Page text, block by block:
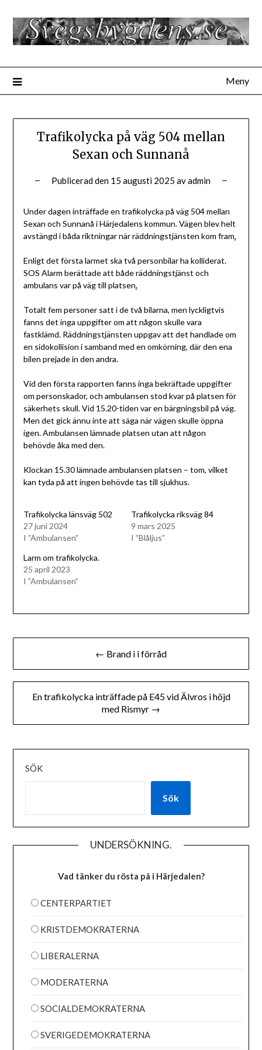
innehåll
Meny
Trafikolycka på väg 504 mellan
Sexan och Sunnanå
Publicerad den 15 augusti 2025 avadmin
Under dagen inträffade en trafikolycka på väg 504 mellan
Sexan och Sunnanå i Härjedalens kommun. Vägen blev helt
avstängd i båda riktningar när räddningstjänsten kom fram.
Enligt det första larmet ska två personbilar ha kolliderat.
SOS Alarm berättade att både räddningstjänst och
ambulans var på väg till platsen.
Totalt fem personer satt i de två bilarna, men lyckligtvis
fanns det inga uppgifter om att någon skulle vara
fastklämd. Räddningstjänsten uppgav att det handlade om
en sidokollision i samband med en omkörning, där den ena
bilen prejade in den andra.
Vid den första rapporten fanns inga bekräftade uppgifter
om personskador, och ambulansen stod kvar på platsen för
säkerhets skull. Vid 15.20-tiden var en bärgningsbil på väg.
Men det gick ännu inte att säga när vägen skulle öppna
igen. Ambulansen lämnade platsen utan att någon
behövde åka med den.
Klockan 15.30 lämnade ambulansen platsen – tom, vilket
kan tyda på att ingen behövde tas till sjukhus.
Trafikolycka länsväg 502
27 juni 2024
I ”Ambulansen”
Trafikolycka riksväg 84
9 mars 2025
I ”Blåljus”
Larm om trafikolycka.
25 april 2023
I ”Ambulansen”
Inläggsnavigering
← Brand i i förråd
En trafikolycka inträffade på E45 vid Älvros i höjd
med Rismyr →
SÖK
Sök
UNDERSÖKNING.
Vad tänker du rösta på i Härjedalen?
CENTERPARTIET
KRISTDEMOKRATERNA
LIBERALERNA
MODERATERNA
SOCIALDEMOKRATERNA
SVERIGEDEMOKRATERNA